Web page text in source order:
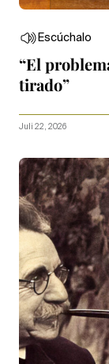
Escúchalo
“El
tirado”
Juli 22, 2026